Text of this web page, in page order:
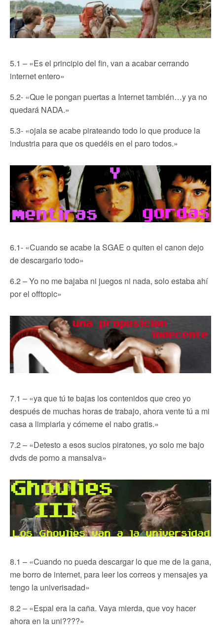
5.1 – «Es el principio del fin, van a acabar cerrando
internet entero»
5.2- «Que le pongan puertas a Internet también…y ya no
quedará NADA.»
5.3- «ojala se acabe pirateando todo lo que produce la
industria para que os quedéis en el paro todos.»
6.1- «Cuando se acabe la SGAE o quiten el canon dejo
de descargarlo todo»
6.2 – Yo no me bajaba ni juegos ni nada, solo estaba ahí
por el offtopic»
7.1 – «ya que tú te bajas los contenidos que creo yo
después de muchas horas de trabajo, ahora vente tú a mi
casa a limpiarla y cómeme el nabo gratis.»
7.2 – «Detesto a esos sucios piratones, yo solo me bajo
dvds de porno a mansalva»
8.1 – «Cuando no pueda descargar lo que me de la gana,
me borro de internet, para leer los correos y mensajes ya
tengo la univerisadad»
8.2 – «Espal era la caña. Vaya mierda, que voy hacer
ahora en la uni????»